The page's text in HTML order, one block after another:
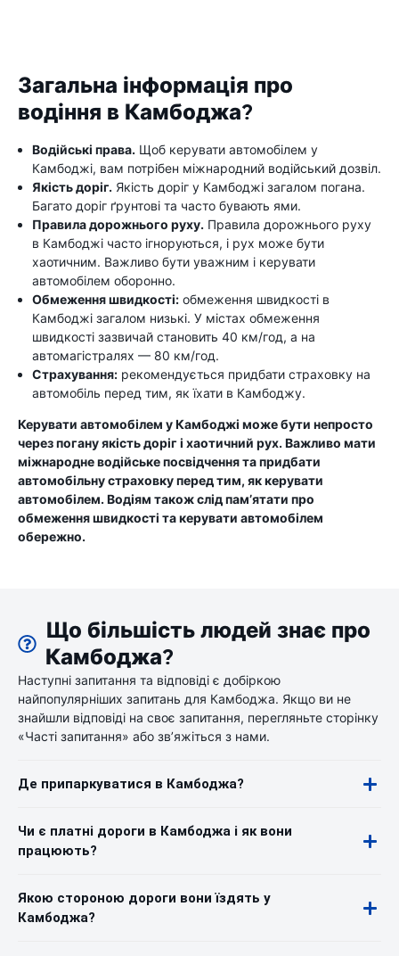
Загальна інформація про
водіння в Камбоджа?
Водійські права. Щоб керувати автомобілем у
Камбоджі, вам потрібен міжнародний водійський дозвіл.
Якість доріг. Якість доріг у Камбоджі загалом погана.
Багато доріг ґрунтові та часто бувають ями.
Правила дорожнього руху. Правила дорожнього руху
в Камбоджі часто ігноруються, і рух може бути
хаотичним. Важливо бути уважним і керувати
автомобілем оборонно.
Обмеження швидкості: обмеження швидкості в
Камбоджі загалом низькі. У містах обмеження
швидкості зазвичай становить 40 км/год, а на
автомагістралях — 80 км/год.
Страхування: рекомендується придбати страховку на
автомобіль перед тим, як їхати в Камбоджу.
Керувати автомобілем у Камбоджі може бути непросто
через погану якість доріг і хаотичний рух. Важливо мати
міжнародне водійське посвідчення та придбати
автомобільну страховку перед тим, як керувати
автомобілем. Водіям також слід пам’ятати про
обмеження швидкості та керувати автомобілем
обережно.
Що більшість людей знає про
Камбоджа?
Наступні запитання та відповіді є добіркою
найпопулярніших запитань для Камбоджа. Якщо ви не
знайшли відповіді на своє запитання, перегляньте сторінку
«Часті запитання» або зв’яжіться з нами.
Де припаркуватися в Камбоджа?
Чи є платні дороги в Камбоджа і як вони
працюють?
Якою стороною дороги вони їздять у
Камбоджа?